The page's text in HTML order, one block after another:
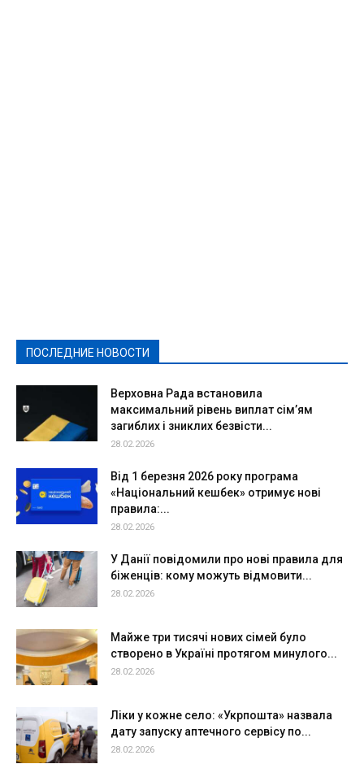
ПОСЛЕДНИЕ НОВОСТИ
Верховна Рада встановила
максимальний рівень виплат сім’ям
загиблих і зниклих безвісти...
28.02.2026
Від 1 березня 2026 року програма
«Національний кешбек» отримує нові
правила:...
28.02.2026
У Данії повідомили про нові правила для
біженців: кому можуть відмовити...
28.02.2026
Майже три тисячі нових сімей було
створено в Україні протягом минулого...
28.02.2026
Ліки у кожне село: «Укрпошта» назвала
дату запуску аптечного сервісу по...
28.02.2026